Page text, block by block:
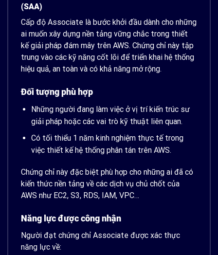
(SAA)
Cấp độ Associate là bước khởi đầu dành cho những
ai muốn xây dựng nền tảng vững chắc trong thiết
kế giải pháp đám mây trên AWS. Chứng chỉ này tập
trung vào các kỹ năng cốt lõi để triển khai hệ thống
hiệu quả, an toàn và có khả năng mở rộng.
Đối tượng phù hợp
Những người đang làm việc ở vị trí kiến trúc sư
giải pháp hoặc các vai trò kỹ thuật liên quan.
Có tối thiểu 1 năm kinh nghiệm thực tế trong
việc thiết kế hệ thống phân tán trên AWS.
Chứng chỉ này đặc biệt phù hợp cho những ai đã có
kiến thức nền tảng về các dịch vụ chủ chốt của
AWS như EC2, S3, RDS, IAM, VPC…
Năng lực được công nhận
Người đạt chứng chỉ Associate được xác thực
năng lực về: